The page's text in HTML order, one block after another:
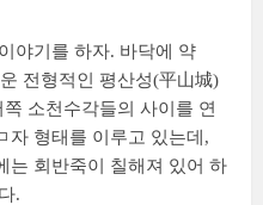
야기를 하자. 바닥에 약
전형적인 평산성(平山城)
쪽 소천수각들의 사이를 연
자 형태를 이루고 있는데,
는 회반죽이 칠해져 있어 하
.